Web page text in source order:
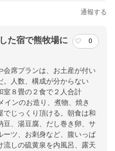
通報する
た宿で熊牧場に
0
会席プランは、お土産が付い
。人数、構成が分からない
室８畳の２食で２人合計
インのお造り、煮物、焼き
じっくり頂ける。朝食は和
豆、湯豆腐、だし巻き卵、サ
ーツ、お刺身など、腹いっぱ
流しの硫黄泉を内風呂、露天